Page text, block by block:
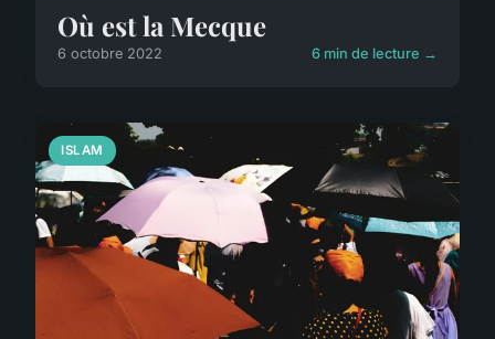
Où est la Mecque
6 octobre 2022 6 min de lecture →
ISLAM